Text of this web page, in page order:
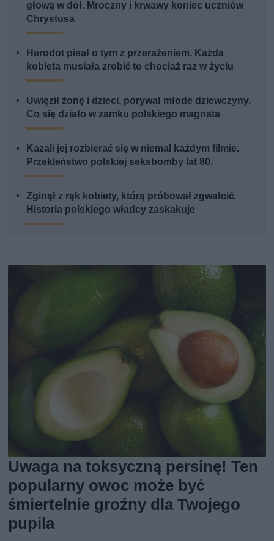
głową w dół. Mroczny i krwawy koniec uczniów
Chrystusa
Herodot pisał o tym z przerażeniem. Każda
kobieta musiała zrobić to chociaż raz w życiu
Uwięził żonę i dzieci, porywał młode dziewczyny.
Co się działo w zamku polskiego magnata
Kazali jej rozbierać się w niemal każdym filmie.
Przekleństwo polskiej seksbomby lat 80.
Zginął z rąk kobiety, którą próbował zgwałcić.
Historia polskiego władcy zaskakuje
Uwaga na toksyczną persinę! Ten
popularny owoc może być
śmiertelnie groźny dla Twojego
pupila